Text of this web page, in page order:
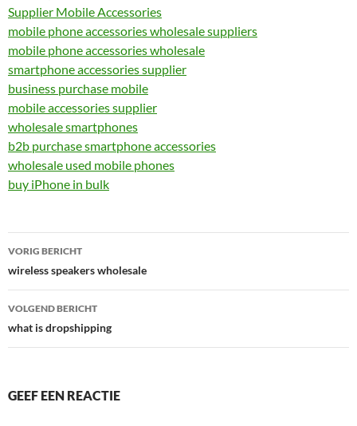
Supplier Mobile Accessories
mobile phone accessories wholesale suppliers
mobile phone accessories wholesale
smartphone accessories supplier
business purchase mobile
​mobile accessories supplier
wholesale smartphones
b2b purchase smartphone accessories
wholesale used mobile phones
buy iPhone in bulk
Bericht
navigatie
VORIG BERICHT
wireless speakers wholesale
VOLGEND BERICHT
what is dropshipping
GEEF EEN REACTIE